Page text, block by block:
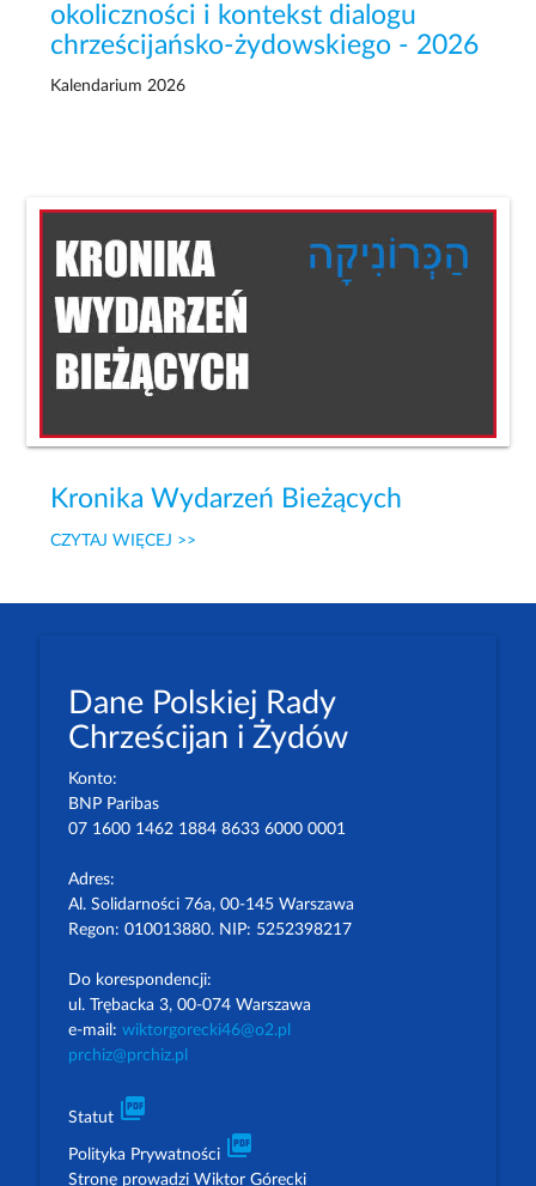
okoliczności i kontekst dialogu
chrześcijańsko-żydowskiego - 2026
Kalendarium 2026
Kronika Wydarzeń Bieżących
CZYTAJ WIĘCEJ >>
Dane Polskiej Rady
Chrześcijan i Żydów
Konto:
BNP Paribas
07 1600 1462 1884 8633 6000 0001
Adres:
Al. Solidarności 76a, 00-145 Warszawa
Regon: 010013880. NIP: 5252398217
Do korespondencji:
ul. Trębacka 3, 00-074 Warszawa
e-mail: wiktorgorecki46@o2.pl
prchiz@prchiz.pl
Statut picture_as_pdf
Polityka Prywatności picture_as_pdf
Stronę prowadzi Wiktor Górecki